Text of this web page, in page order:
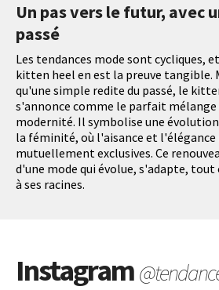
Un pas vers le futur, avec
passé
Les tendances mode sont cycliques,
kitten heel en est la preuve tangible.
qu'une simple redite du passé, le
s'annonce comme le parfait
modernité. Il symbolise une
la féminité, où l'aisance et l'élégance
mutuellement exclusives. Ce
d'une mode qui évolue, s'adapte,
à ses racines.
Instagram